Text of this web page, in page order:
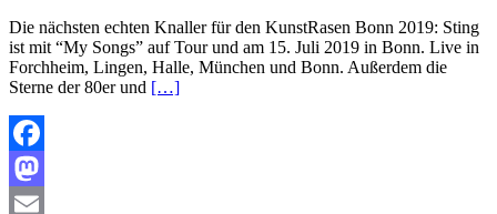
Die nächsten echten Knaller für den KunstRasen Bonn 2019: Sting
ist mit “My Songs” auf Tour und am 15. Juli 2019 in Bonn. Live in
Forchheim, Lingen, Halle, München und Bonn. Außerdem die
Sterne der 80er und […]
Facebook
Mastodon